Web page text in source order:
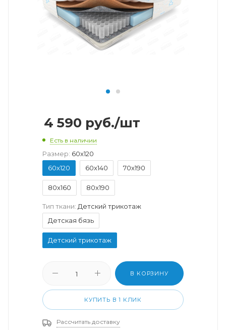
4 590 руб./шт
Есть в наличии
Размер: 60x120
60x120
60x140 70x190
80x160 80x190
Тип ткани: Детский трикотаж
Детская бязь
Детский трикотаж
В КОРЗИНУ
КУПИТЬ В 1 КЛИК
Рассчитать доставку